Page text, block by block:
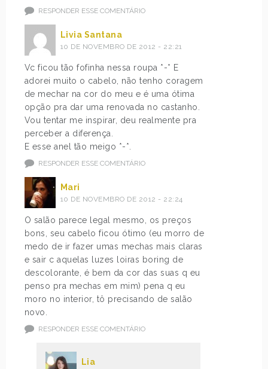
RESPONDER ESSE COMENTÁRIO
Livia Santana
10 DE NOVEMBRO DE 2012 - 22:21
Vc ficou tão fofinha nessa roupa *-* E
adorei muito o cabelo, não tenho coragem
de mechar na cor do meu e é uma ótima
opção pra dar uma renovada no castanho.
Vou tentar me inspirar, deu realmente pra
perceber a diferença.
E esse anel tão meigo *-*.
RESPONDER ESSE COMENTÁRIO
Mari
10 DE NOVEMBRO DE 2012 - 22:24
O salão parece legal mesmo, os preços
bons, seu cabelo ficou ótimo (eu morro de
medo de ir fazer umas mechas mais claras
e sair c aquelas luzes loiras boring de
descolorante, é bem da cor das suas q eu
penso pra mechas em mim) pena q eu
moro no interior, tô precisando de salão
novo.
RESPONDER ESSE COMENTÁRIO
Lia